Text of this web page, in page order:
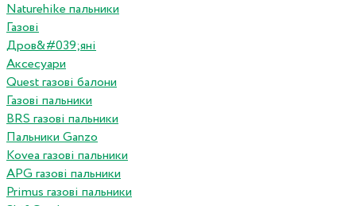
Naturehike пальники
Газові
Дров&#039;яні
Аксесуари
Quest газові балони
Газові пальники
BRS газові пальники
Пальники Ganzo
Kovea газові пальники
APG газові пальники
Primus газові пальники